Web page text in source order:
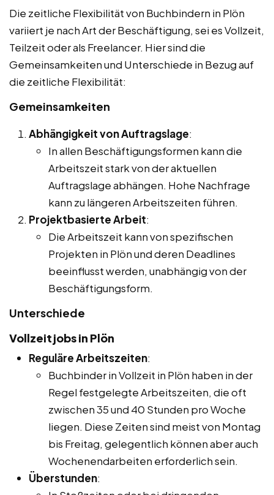
Die zeitliche Flexibilität von Buchbindern in Plön
variiert je nach Art der Beschäftigung, sei es Vollzeit,
Teilzeit oder als Freelancer. Hier sind die
Gemeinsamkeiten und Unterschiede in Bezug auf
die zeitliche Flexibilität:
Gemeinsamkeiten
Abhängigkeit von Auftragslage:
In allen Beschäftigungsformen kann die
Arbeitszeit stark von der aktuellen
Auftragslage abhängen. Hohe Nachfrage
kann zu längeren Arbeitszeiten führen.
Projektbasierte Arbeit:
Die Arbeitszeit kann von spezifischen
Projekten in Plön und deren Deadlines
beeinflusst werden, unabhängig von der
Beschäftigungsform.
Unterschiede
Vollzeitjobs in Plön
Reguläre Arbeitszeiten:
Buchbinder in Vollzeit in Plön haben in der
Regel festgelegte Arbeitszeiten, die oft
zwischen 35 und 40 Stunden pro Woche
liegen. Diese Zeiten sind meist von Montag
bis Freitag, gelegentlich können aber auch
Wochenendarbeiten erforderlich sein.
Überstunden: